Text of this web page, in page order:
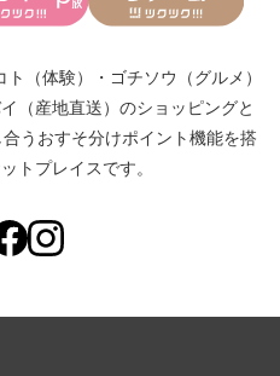
ト（体験） ・ ゴチソウ（グルメ）
（産地直送） のショッピングと
う おすそ分けポイント機能を搭
トプレイスです。